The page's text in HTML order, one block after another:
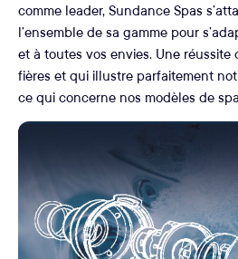
comme leader, Sundance Spas
l’ensemble de sa gamme pour
et à toutes vos envies. Une
fières et qui illustre parfaitement
ce qui concerne nos modèles de